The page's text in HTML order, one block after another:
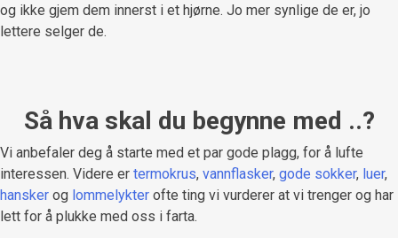
og ikke gjem dem innerst i et hjørne. Jo mer synlige de er, jo
lettere selger de.
Så hva skal du begynne med ..?
Vi anbefaler deg å starte med et par gode plagg, for å lufte
interessen. Videre er termokrus, vannflasker, gode sokker, luer,
hansker og lommelykter ofte ting vi vurderer at vi trenger og har
lett for å plukke med oss i farta.